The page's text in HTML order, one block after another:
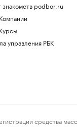
знакомств podbor.ru
управления РБК
средства